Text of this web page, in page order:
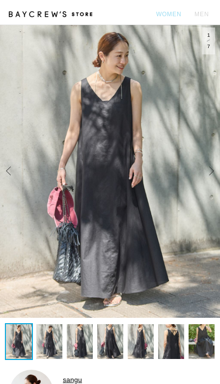
WOMEN MEN
1
7
sangu